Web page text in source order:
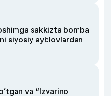
sakkizta bomba
siyosiy ayblovlardan
va “Izvarino